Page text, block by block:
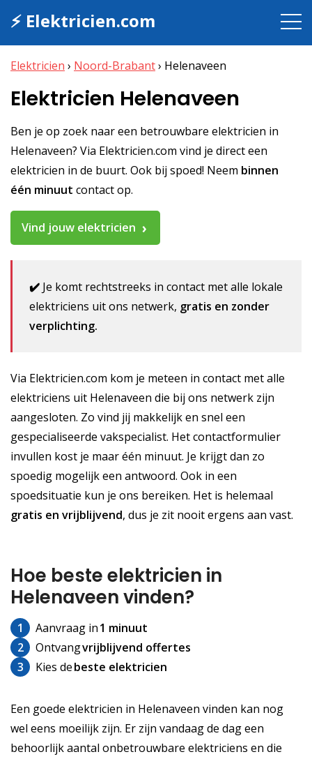
⚡ Elektricien.com
Elektricien › Noord-Brabant› Helenaveen
Elektricien Helenaveen
Ben je op zoek naar een betrouwbare elektricien in
Helenaveen? Via Elektricien.com vind je direct een
elektricien in de buurt. Ook bij spoed! Neem binnen
één minuut contact op.
Vind jouw elektricien
✔️ Je komt rechtstreeks in contact met alle lokale
elektriciens uit ons netwerk, gratis en zonder
verplichting.
Via Elektricien.com kom je meteen in contact met alle
elektriciens uit Helenaveen die bij ons netwerk zijn
aangesloten. Zo vind jij makkelijk en snel een
gespecialiseerde vakspecialist. Het contactformulier
invullen kost je maar één minuut. Je krijgt dan zo
spoedig mogelijk een antwoord. Ook in een
spoedsituatie kun je ons bereiken. Het is helemaal
gratis en vrijblijvend, dus je zit nooit ergens aan vast.
Hoe beste elektricien in
Helenaveen vinden?
1 Aanvraag in1 minuut
2
Ontvangvrijblijvend offertes
3
Kies debeste elektricien
Een goede elektricien in Helenaveen vinden kan nog
wel eens moeilijk zijn. Er zijn vandaag de dag een
behoorlijk aantal onbetrouwbare elektriciens en die